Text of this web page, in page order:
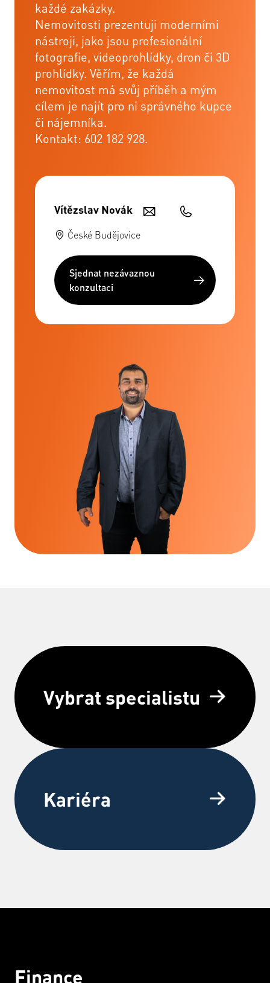
každé zakázky.
Nemovitosti prezentuji moderními
nástroji, jako jsou profesionální
fotografie, videoprohlídky, dron či 3D
prohlídky. Věřím, že každá
nemovitost má svůj příběh a mým
cílem je najít pro ni správného kupce
či nájemníka.
Kontakt: 602 182 928.
Vítězslav Novák
České Budějovice
Sjednat nezávaznou
konzultaci
Vybrat specialistu
Kariéra
Finance